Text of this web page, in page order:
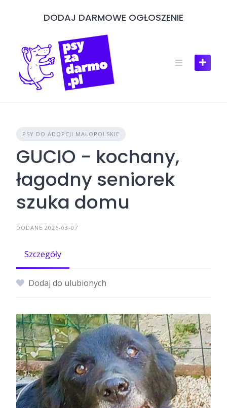
DODAJ DARMOWE OGŁOSZENIE
PSY DO ADOPCJI MAŁOPOLSKIE
GUCIO - kochany,
łagodny seniorek
szuka domu
DODANE 2026-03-07
Szczegóły
Dodaj do ulubionych